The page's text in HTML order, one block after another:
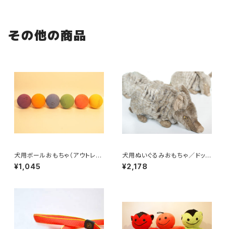
その他の商品
犬用ボールおもちゃ（アウトレッ
ト）／フォーチューンボール
¥1,045
犬用ぬいぐるみおもちゃ／ドッグ
トイズ・アルマジロ
¥2,178